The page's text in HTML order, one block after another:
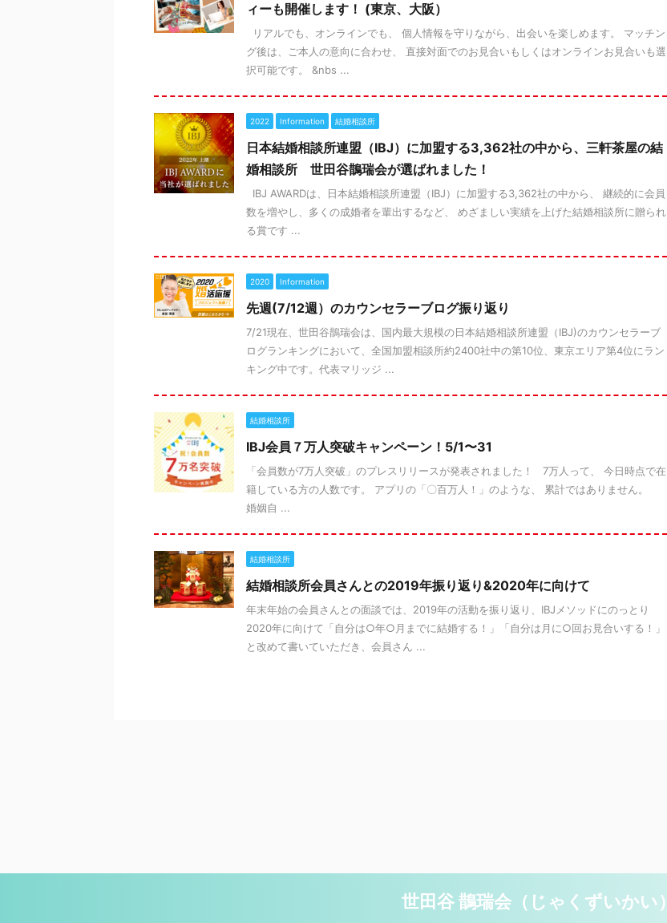
ィーも開催します！ (東京、大阪）
リアルでも、オンラインでも、 個人情報を守りながら、出会いを楽しめます。 マッチン
グ後は、ご本人の意向に合わせ、 直接対面でのお見合いもしくはオンラインお見合いも選
択可能です。 &nbs ...
2022 Information 結婚相談所
日本結婚相談所連盟（IBJ）に加盟する3,362社の中から、三軒茶屋の結
婚相談所 世田谷鵲瑞会が選ばれました！
IBJ AWARDは、日本結婚相談所連盟（IBJ）に加盟する3,362社の中から、 継続的に会員
数を増やし、多くの成婚者を輩出するなど、 めざましい実績を上げた結婚相談所に贈られ
る賞です ...
2020 Information
先週(7/12週）のカウンセラーブログ振り返り
7/21現在、世田谷鵲瑞会は、国内最大規模の日本結婚相談所連盟（IBJ)のカウンセラーブ
ログランキングにおいて、全国加盟相談所約2400社中の第10位、東京エリア第4位にラン
キング中です。代表マリッジ ...
結婚相談所
IBJ会員７万人突破キャンペーン！5/1〜31
「会員数が7万人突破」のプレスリリースが発表されました！ 7万人って、 今日時点で在
籍している方の人数です。 アプリの「〇百万人！」のような、 累計ではありません。
婚姻自 ...
結婚相談所
結婚相談所会員さんとの2019年振り返り&2020年に向けて
年末年始の会員さんとの面談では、2019年の活動を振り返り、IBJメソッドにのっとり
2020年に向けて「自分は○年○月までに結婚する！」「自分は月に○回お見合いする！」
と改めて書いていただき、会員さん ...
世田谷 鵲瑞会（じゃくずいかい）